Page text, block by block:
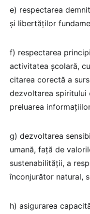
e) respectarea
și libertăților
f) respectarea
activitatea școlară,
citarea corectă a
dezvoltarea spiritului
preluarea
g) dezvoltarea
umană, față de
sustenabilității, a
înconjurător natural,
h) asigurarea